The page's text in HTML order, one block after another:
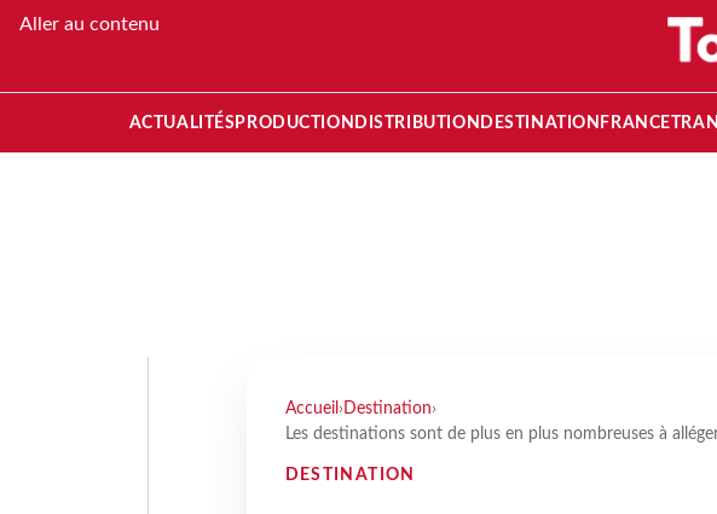
Aller au contenu
ACTUALITÉS PRODUCTION DISTRIBUTION DESTINATION FRANCE
Accueil › Destination›
Les destinations sont de plus en plus nombreuses à
DESTINATION